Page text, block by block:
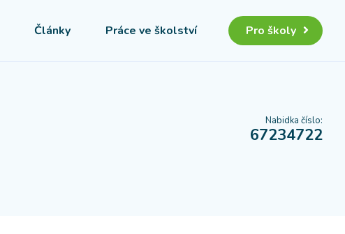
Články Práce ve školství Pro školy
Nabidka číslo:
67234722